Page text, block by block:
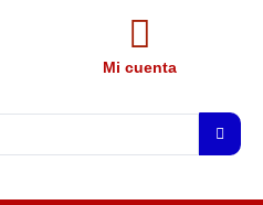
Mi cuenta